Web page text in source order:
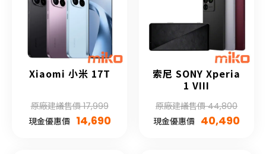
Xiaomi 小米 17T
原廠建議售價 17,999
現金優惠價 14,690
索尼 SONY Xperia
1 VIII
原廠建議售價 44,800
現金優惠價 40,490